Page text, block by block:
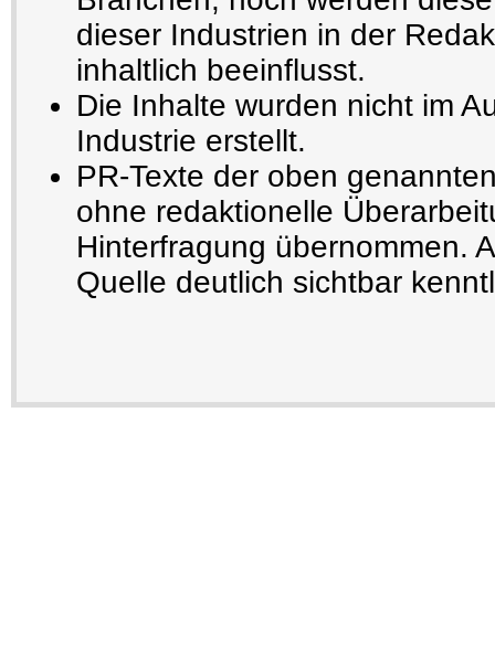
dieser Industrien in der
inhaltlich beeinflusst.
Die Inhalte wurden nicht im
Industrie erstellt.
PR-Texte der oben
ohne redaktionelle
Hinterfragung übernommen.
Quelle deutlich sichtbar